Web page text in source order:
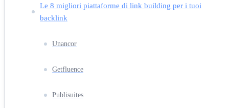
Le 8 migliori piattaforme di link building per i tuoi
backlink
Unancor
Getfluence
Publisuites